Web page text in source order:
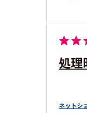
処理
ネットシ